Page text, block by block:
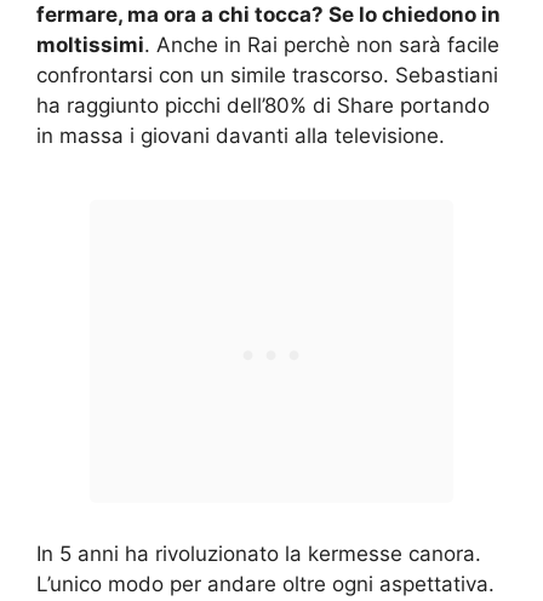
fermare, ma ora a chi tocca? Se lo chiedono in
moltissimi. Anche in Rai perchè non sarà facile
confrontarsi con un simile trascorso. Sebastiani
ha raggiunto picchi dell’80% di Share portando
in massa i giovani davanti alla televisione.
In 5 anni ha rivoluzionato la kermesse canora.
L’unico modo per andare oltre ogni aspettativa.